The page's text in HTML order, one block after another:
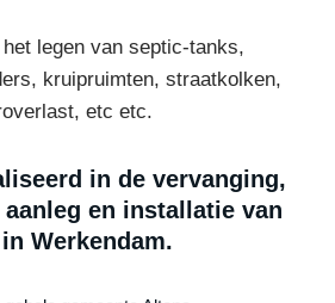
legen van septic-tanks,
kruipruimten, straatkolken,
etc etc.
in de vervanging,
en installatie van
Werkendam.